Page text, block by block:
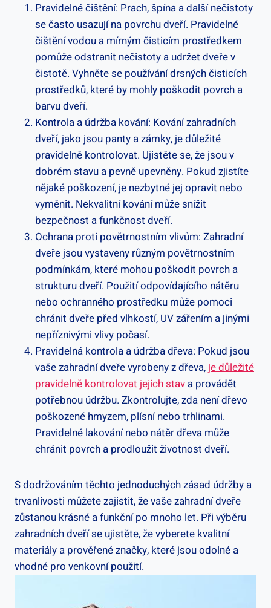
Pravidelné čištění: Prach, špína a další nečistoty
se často usazují na povrchu dveří. Pravidelné
čištění vodou a mírným čisticím prostředkem
pomůže odstranit nečistoty a udržet dveře v
čistotě. Vyhněte se používání drsných čisticích
prostředků, které by mohly poškodit povrch a
barvu dveří.
Kontrola a údržba kování: Kování zahradních
dveří, jako jsou panty a zámky, je důležité
pravidelně kontrolovat. Ujistěte se, že jsou v
dobrém stavu a pevně upevněny. Pokud zjistíte
nějaké poškození, je nezbytné jej opravit nebo
vyměnit. Nekvalitní kování může snížit
bezpečnost a funkčnost dveří.
Ochrana proti povětrnostním vlivům: Zahradní
dveře jsou vystaveny různým povětrnostním
podmínkám, které mohou poškodit povrch a
strukturu dveří. Použití odpovídajícího nátěru
nebo ochranného prostředku může pomoci
chránit dveře před vlhkostí, UV zářením a jinými
nepříznivými vlivy počasí.
Pravidelná kontrola a údržba dřeva: Pokud jsou
vaše zahradní dveře vyrobeny z dřeva, je důležité
pravidelně kontrolovat jejich stav a provádět
potřebnou údržbu. Zkontrolujte, zda není dřevo
poškozené hmyzem, plísní nebo trhlinami.
Pravidelné lakování nebo nátěr dřeva může
chránit povrch a prodloužit životnost dveří.
S dodržováním těchto jednoduchých zásad údržby a
trvanlivosti můžete zajistit, že vaše zahradní dveře
zůstanou krásné a funkční po mnoho let. Při výběru
zahradních dveří se ujistěte, že vyberete kvalitní
materiály a prověřené značky, které jsou odolné a
vhodné pro venkovní použití.